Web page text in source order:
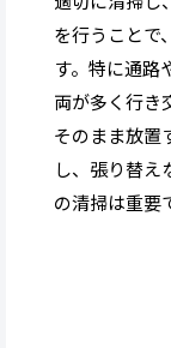
を行うことで
す。特に通路
両が多く行き
そのまま放置
し、張り替え
の清掃は重要